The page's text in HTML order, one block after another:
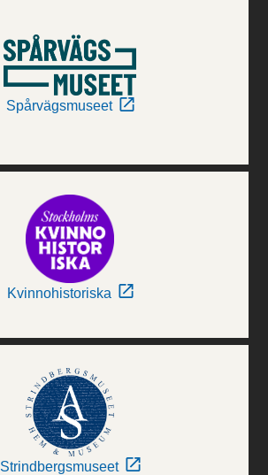
Spårvägsmuseet
Kvinnohistoriska
Strindbergsmuseet